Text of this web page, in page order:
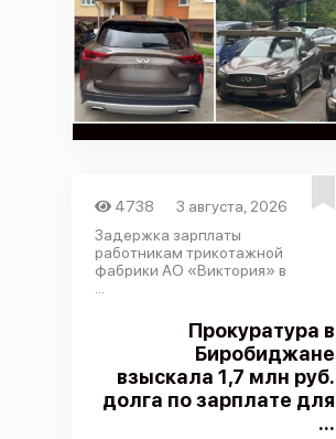
4738
3 августа, 2026
Задержка зарплаты
работникам трикотажной
фабрики АО «Виктория» в
Прокуратура в
Биробиджане
взыскала 1,7 млн руб.
долга по зарплате для
...